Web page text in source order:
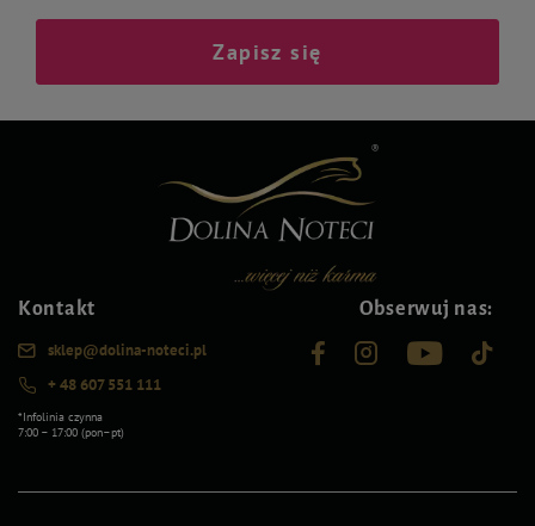
Zapisz się
Kontakt
sklep@dolina-noteci.pl
+ 48 607 551 111
*Infolinia czynna
7:00 – 17:00 (pon–pt)
Obserwuj nas: